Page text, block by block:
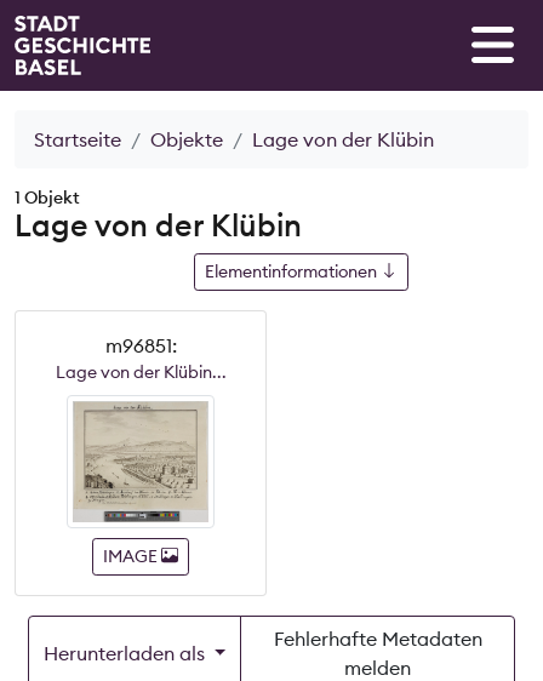
Startseite Objekte Lage von der Klübin
1 Objekt
Lage von der Klübin
Elementinformationen
m96851:
Lage von der Klübin...
IMAGE
Herunterladen als
Fehlerhafte Metadaten
melden